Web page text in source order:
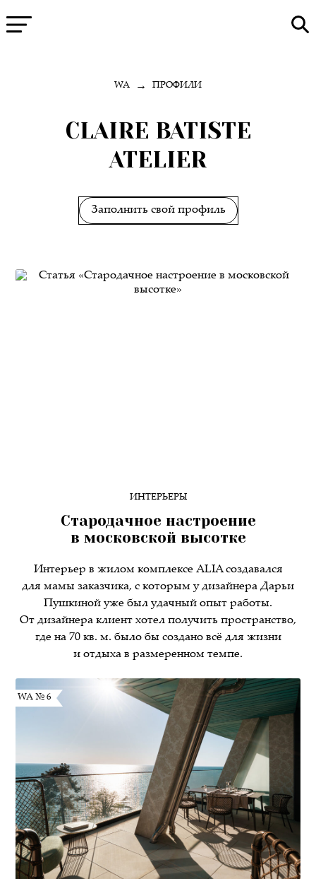
WA → ПРОФИЛИ
CLAIRE BATISTE
ATELIER
Заполнить свой профиль
ИНТЕРЬЕРЫ
Стародачное настроение
в московской высотке
Интерьер в жилом комплексе ALIA создавался
для мамы заказчика, с которым у дизайнера Дарьи
Пушкиной уже был удачный опыт работы.
От дизайнера клиент хотел получить пространство,
где на 70 кв. м. было бы создано всё для жизни
и отдыха в размеренном темпе.
WA № 6